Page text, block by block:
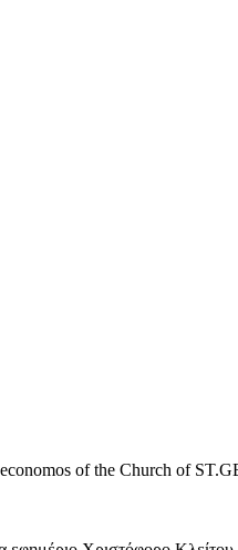
of the Church of